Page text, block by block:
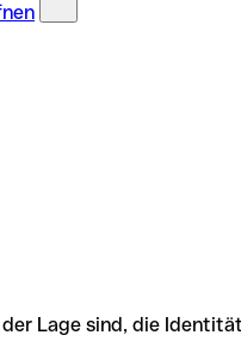
Lage sind, die